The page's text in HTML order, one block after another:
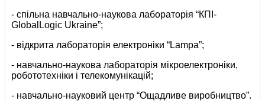
- спільна навчально-наукова лабораторія “КПІ-
GlobalLogic Ukraine”;
- відкрита лабораторія електроніки “Lampa”;
- навчально-наукова лабораторія мікроелектроніки,
робототехніки і телекомунікацій;
- навчально-науковий центр “Ощадливе виробництво”.